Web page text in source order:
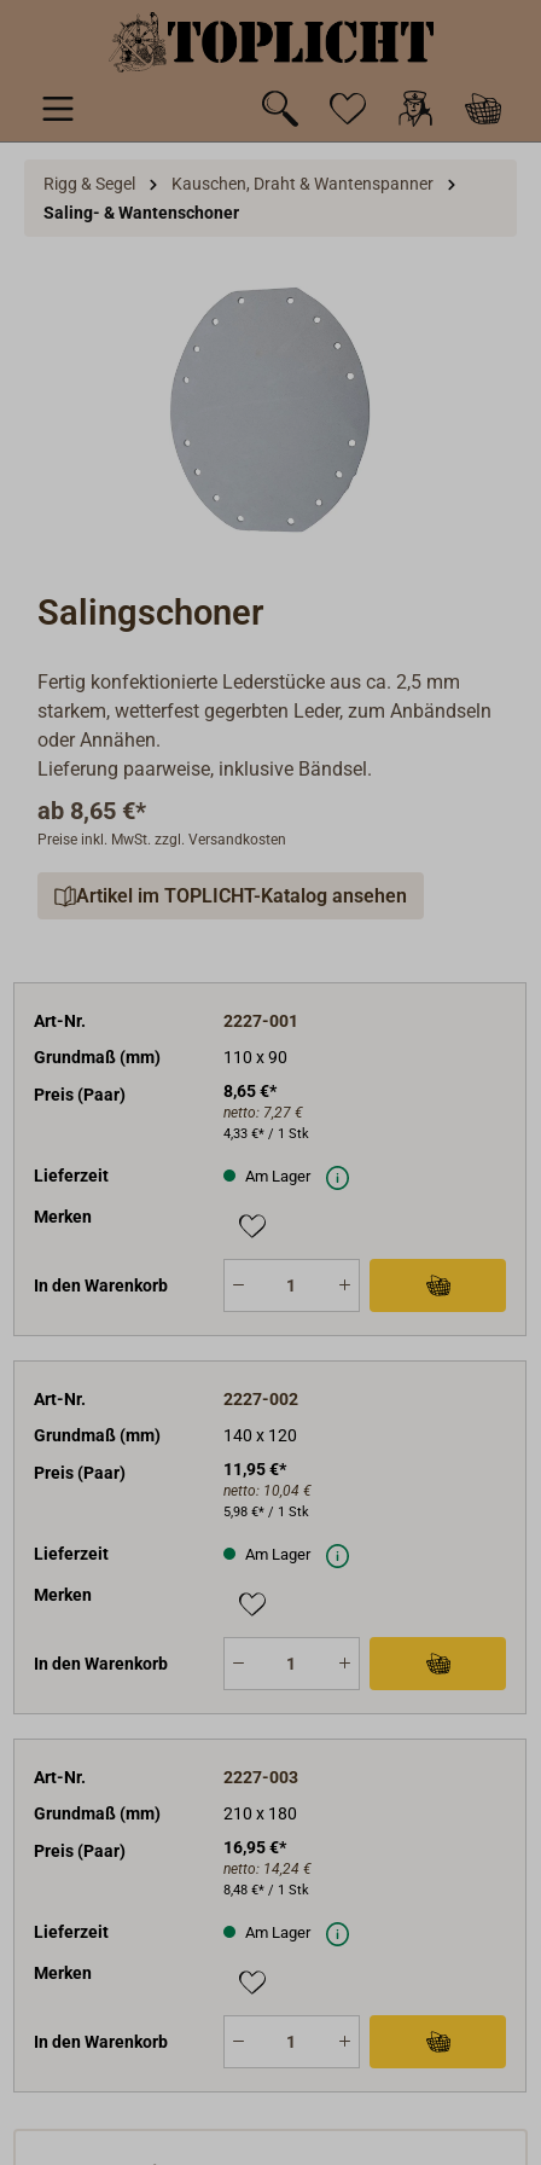
springen
Rigg & Segel
Kauschen, Draht & Wantenspanner
Saling- & Wantenschoner
Salingschoner
Fertig konfektionierte Lederstücke aus ca. 2,5 mm
starkem, wetterfest gegerbten Leder, zum Anbändseln
oder Annähen.
Lieferung paarweise, inklusive Bändsel.
ab 8,65 €*
Preise inkl. MwSt. zzgl. Versandkosten
Artikel im TOPLICHT-Katalog ansehen
Art-Nr.
2227-001
Grundmaß (mm)
110 x 90
Preis (Paar)
8,65 €*
netto: 7,27 €
4,33 €* / 1 Stk
Lieferzeit Am Lager
Merken
In den Warenkorb
Art-Nr.
2227-002
Grundmaß (mm)
140 x 120
Preis (Paar)
11,95 €*
netto: 10,04 €
5,98 €* / 1 Stk
Lieferzeit Am Lager
Merken
In den Warenkorb
Art-Nr.
2227-003
Grundmaß (mm)
210 x 180
Preis (Paar)
16,95 €*
netto: 14,24 €
8,48 €* / 1 Stk
Lieferzeit Am Lager
Merken
In den Warenkorb